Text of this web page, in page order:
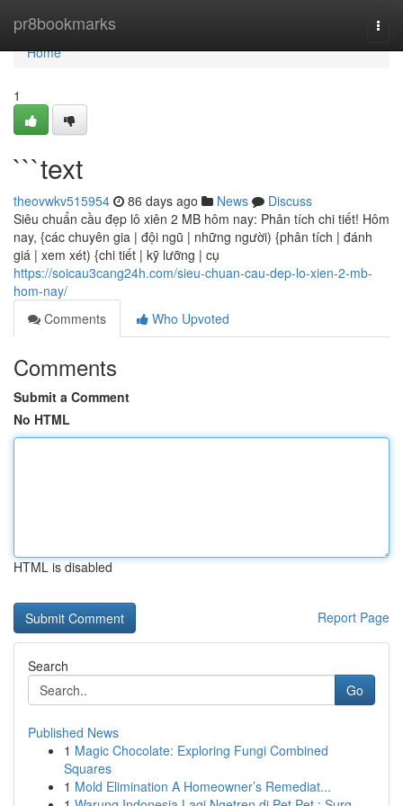
pr8bookmarks
Home
Home
1
```text
theovwkv515954 86 days ago News
Discuss
Siêu chuẩn cầu đẹp lô xiên 2 MB hôm nay: Phân tích chi tiết! Hôm
nay, {các chuyên gia | đội ngũ | những người) {phân tích | đánh
giá | xem xét) {chi tiết | kỹ lưỡng | cụ
https://soicau3cang24h.com/sieu-chuan-cau-dep-lo-xien-2-mb-
hom-nay/
Comments
Who Upvoted
Comments
Submit a Comment
No HTML
HTML is disabled
Report Page
Search
Go
Published News
1 Magic Chocolate: Exploring Fungi Combined
Squares
1 Mold Elimination A Homeowner’s Remediat...